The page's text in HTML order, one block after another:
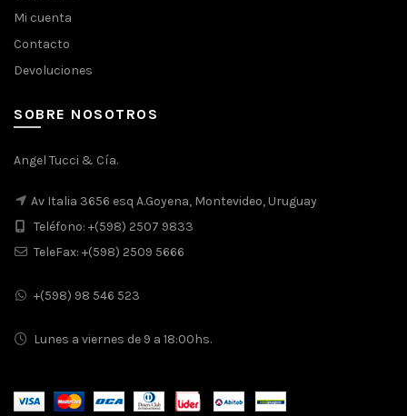
Mi cuenta
Contacto
Devoluciones
SOBRE NOSOTROS
Angel Tucci & Cía.
Av Italia 3656 esq A.Goyena, Montevideo, Uruguay
Teléfono: +(598) 2507 9833
TeleFax: +(598) 2509 5666
+(598) 98 546 523
Lunes a viernes de 9 a 18:00hs.